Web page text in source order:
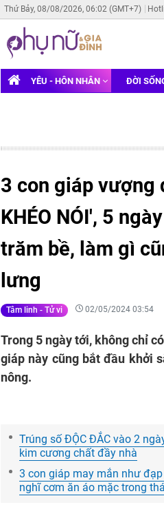
Thứ Bảy, 08/08/2026, 06:02 (GMT+7)
YÊU - HÔN NHÂN ĐỜI
3 con giáp vượng
KHÉO NÓI', 5
trăm bề, làm gì
lưng
Tâm linh - Tử vi 02/05/2024 03:54
Trong 5 ngày tới, không chỉ
giáp này cũng bắt đầu khởi
nông.
Trúng số ĐỘC ĐẮC vào 2
kim cương chất đầy nhà
3 con giáp may mắn như
nghĩ cơm ăn áo mặc trong